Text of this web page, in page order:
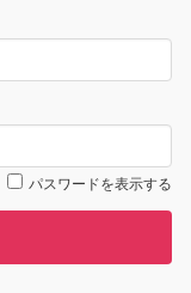
パスワードを表示する